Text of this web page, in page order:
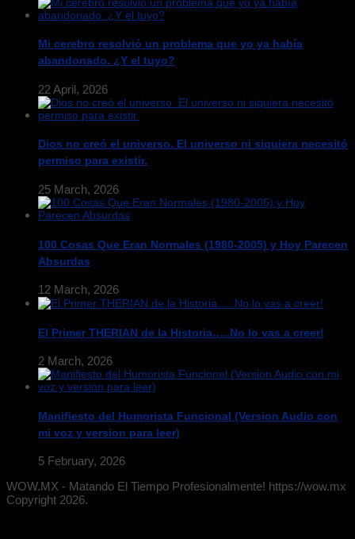
Mi cerebro resolvió un problema que yo ya había
abandonado. ¿Y el tuyo?
22 April, 2026
Dios no creó el universo. El universo ni siquiera necesitó
permiso para existir.
25 March, 2026
100 Cosas Que Eran Normales (1980-2005) y Hoy Parecen
Absurdas
12 March, 2026
El Primer THERIAN de la Historia…..No lo vas a creer!
2 March, 2026
Manifiesto del Humorista Funcional (Version Audio con
mi voz y version para leer)
5 February, 2026
WOW.MX - Matando El Tiempo Profesionalmente! https://wow.mx
Copyright 2026.